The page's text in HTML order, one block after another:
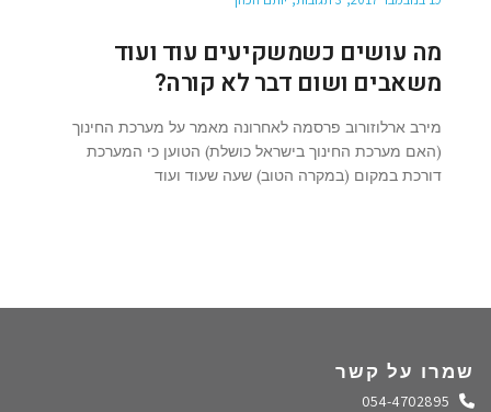
מה עושים כשמשקיעים עוד ועוד
משאבים ושום דבר לא קורה?
מירב ארלוזורוב פרסמה לאחרונה מאמר על מערכת החינוך
(האם מערכת החינוך בישראל כושלת) הטוען כי המערכת
דורכת במקום (במקרה הטוב) שעה שעוד ועוד
שמרו על קשר
התקשרו אלינו